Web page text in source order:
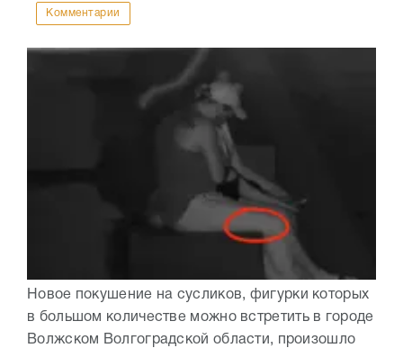
Комментарии
Новое покушение на сусликов, фигурки которых
в большом количестве можно встретить в городе
Волжском Волгоградской области, произошло